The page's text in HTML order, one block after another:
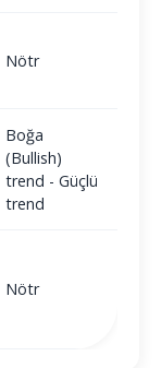
Nötr
Boğa
(Bullish)
trend - Güçlü
trend
Nötr